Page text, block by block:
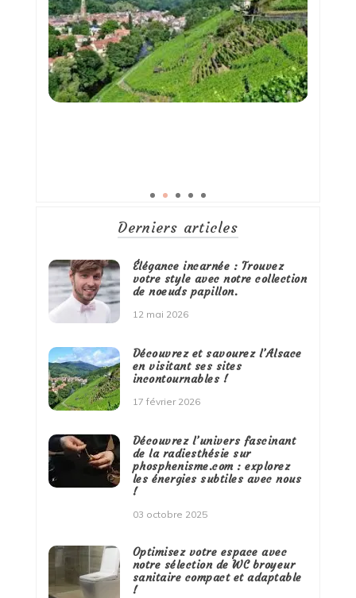
Derniers articles
Élégance incarnée : Trouvez
votre style avec notre collection
de noeuds papillon.
12 mai 2026
Découvrez et savourez l’Alsace
en visitant ses sites
incontournables !
17 février 2026
Découvrez l’univers fascinant
de la radiesthésie sur
phosphenisme.com : explorez
les énergies subtiles avec nous
!
03 octobre 2025
Optimisez votre espace avec
notre sélection de WC broyeur
sanitaire compact et adaptable
!